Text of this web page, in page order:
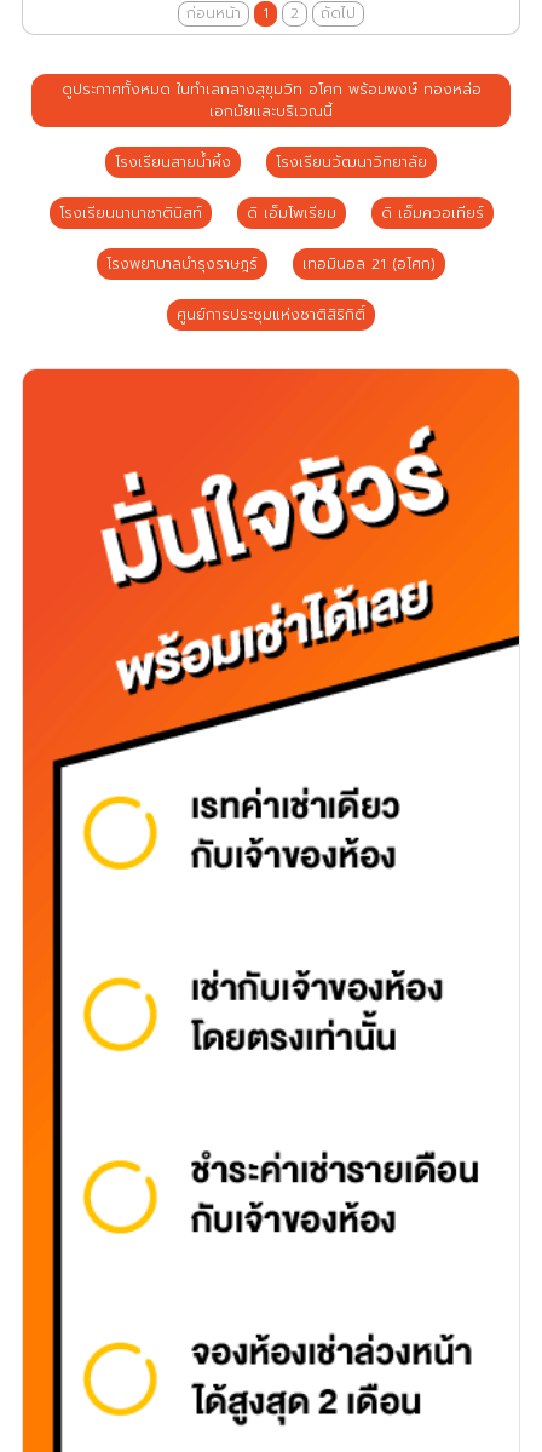
ก่อนหน้า 1 2 ถัดไป
ดูประกาศทั้งหมด ในทำเลกลางสุขุมวิท อโศก พร้อมพงษ์ ทองหล่อ
เอกมัยและบริเวณนี้
โรงเรียนสายน้ำผึ้ง โรงเรียนวัฒนาวิทยาลัย
โรงเรียนนานาชาตินิสท์ ดิ เอ็มโพเรียม ดิ เอ็มควอเทียร์
โรงพยาบาลบำรุงราษฎร์ เทอมินอล 21 (อโศก)
ศูนย์การประชุมแห่งชาติสิริกิติ์